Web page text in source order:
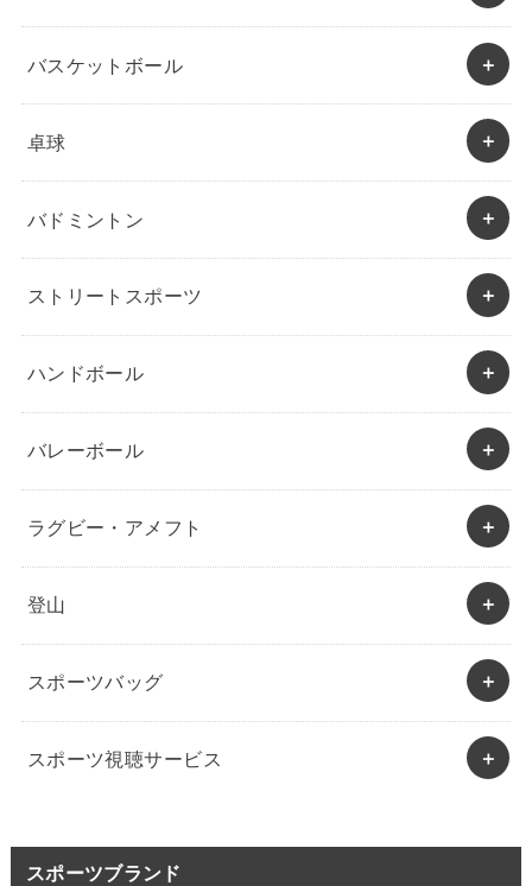
バスケットボール
卓球
バドミントン
ストリートスポーツ
ハンドボール
バレーボール
ラグビー・アメフト
登山
スポーツバッグ
スポーツ視聴サービス
スポーツブランド